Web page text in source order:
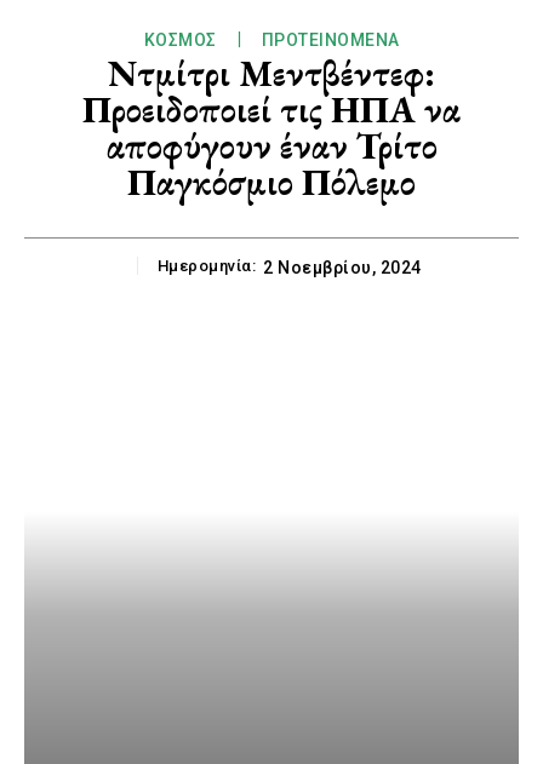
ΚΌΣΜΟΣ ΠΡΟΤΕΙΝΌΜΕΝΑ
Ντμίτρι Μεντβέντεφ:
Προειδοποιεί τις ΗΠΑ να
αποφύγουν έναν Τρίτο
Παγκόσμιο Πόλεμο
Ημερομηνία: 2 Νοεμβρίου, 2024